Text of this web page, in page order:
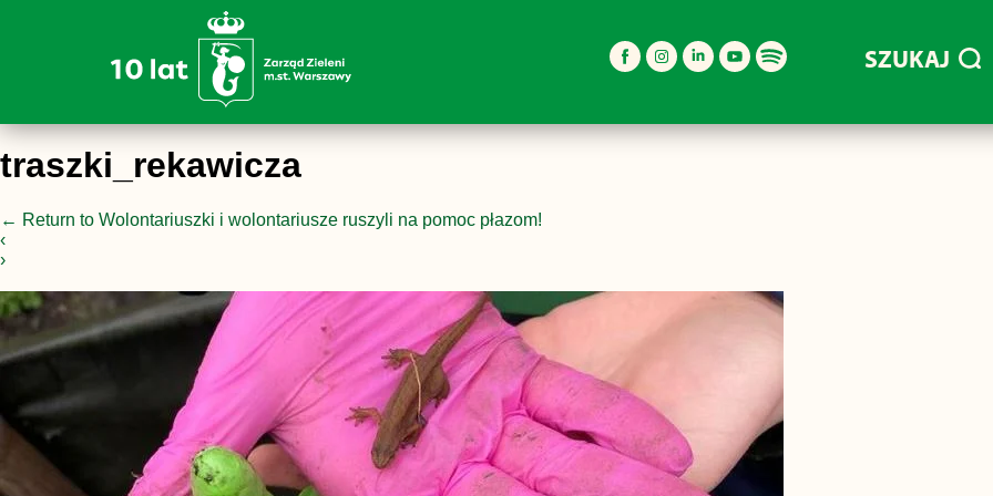
SZUKAJ
traszki_rekawicza
← Return to Wolontariuszki i wolontariusze ruszyli na pomoc płazom!
‹
›